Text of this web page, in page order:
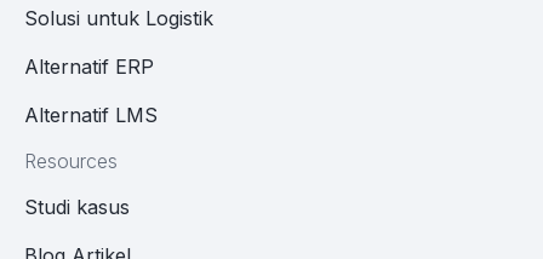
Solusi untuk Logistik
Alternatif ERP
Alternatif LMS
Resources
Studi kasus